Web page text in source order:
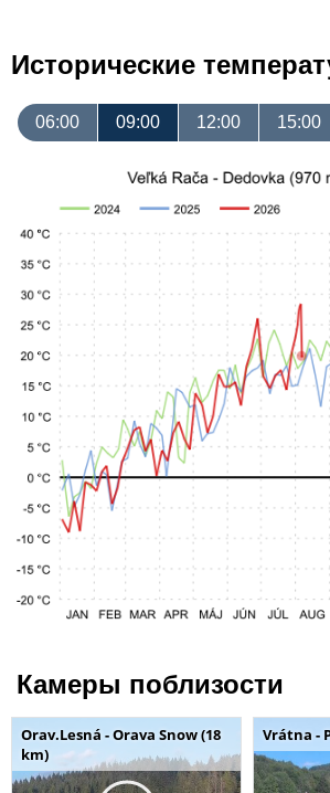
Исторические
06:00 09:00 12:00 15:00
Камеры поблизости
Orav.Lesná - Orava Snow (18
km)
Vrátna -